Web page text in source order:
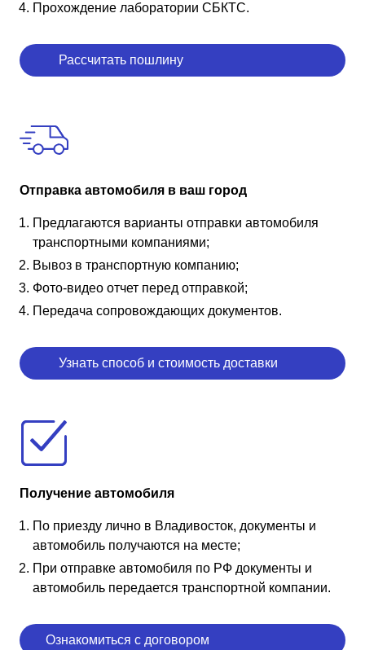
Прохождение лаборатории СБКТС.
Рассчитать пошлину
Отправка автомобиля в ваш город
Предлагаются варианты отправки автомобиля
транспортными компаниями;
Вывоз в транспортную компанию;
Фото-видео отчет перед отправкой;
Передача сопровождающих документов.
Узнать способ и стоимость доставки
Получение автомобиля
По приезду лично в Владивосток, документы и
автомобиль получаются на месте;
При отправке автомобиля по РФ документы и
автомобиль передается транспортной компании.
Ознакомиться с договором